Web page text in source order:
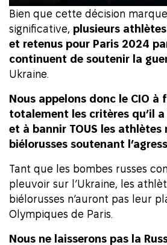
Bien que cette décision
significative, plusieurs
et retenus pour Paris 2024
continuent de soutenir la
Ukraine.
Nous appelons donc le CIO à
totalement les critères qu’il
et à bannir TOUS les athlètes
biélorusses soutenant
Tant que les bombes russes
pleuvoir sur l’Ukraine, les
biélorusses n’auront pas leur
Olympiques de Paris.
Nous ne laisserons pas la